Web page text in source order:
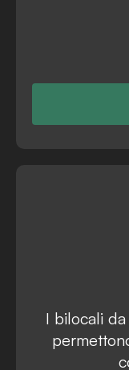
I bilocali